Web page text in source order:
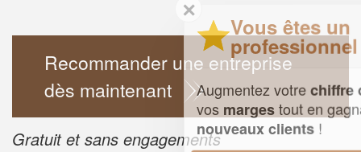
Recommander une entreprise
dès maintenant
Gratuit et sans engagements
Vous êtes un
professionnel ?
Augmentez votrechiffre d'affaireset
tout en gagnant de
nouveaux clients!